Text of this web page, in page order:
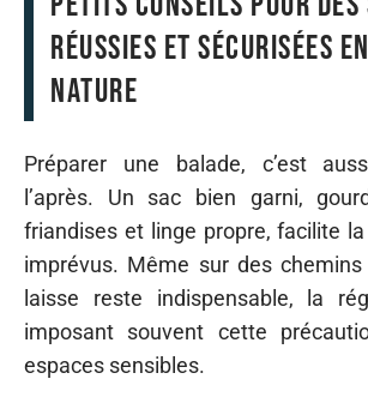
réussies et sécurisées
nature
Préparer une balade, c’est
l’après. Un sac bien garni,
friandises et linge propre, facilite
imprévus. Même sur des
laisse reste indispensable, la
imposant souvent cette
espaces sensibles.